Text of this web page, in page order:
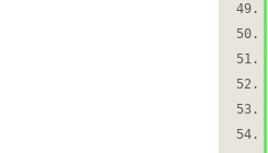
49.
50.
51.
52.
53.
54.